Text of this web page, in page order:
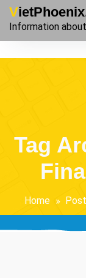
Information
Tag
Home